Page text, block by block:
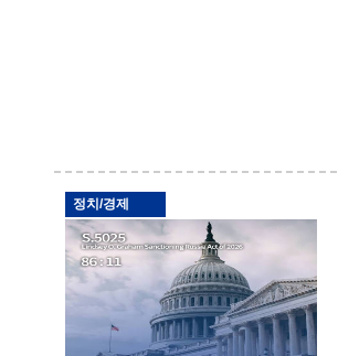
정치/경제